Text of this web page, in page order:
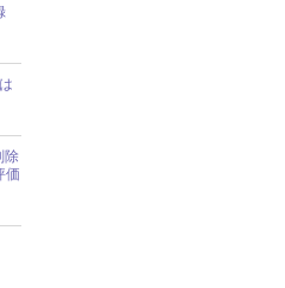
除
価